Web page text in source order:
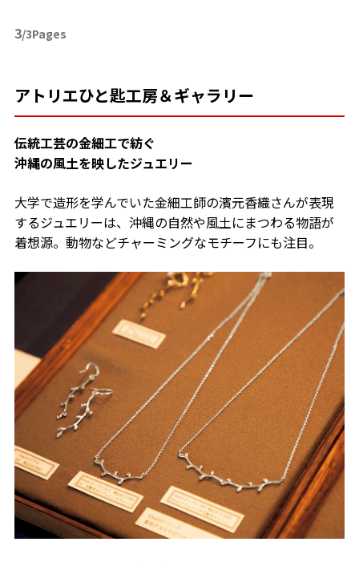
3/3Pages
アトリエひと匙工房＆ギャラリー
伝統工芸の金細工で紡ぐ
沖縄の風土を映したジュエリー
大学で造形を学んでいた金細工師の濱元香織さんが表現
するジュエリーは、沖縄の自然や風土にまつわる物語が
着想源。動物などチャーミングなモチーフにも注目。